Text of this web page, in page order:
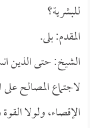
للبشرية؟
المقدم: بلى.
الشيخ: حتى الذين
لاجتماع المصالح
الإقصاء، ولولا